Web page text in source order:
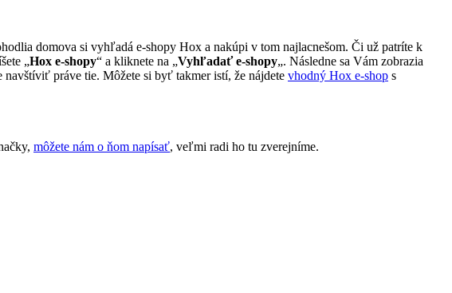
domova si vyhľadá e-shopy Hox a nakúpi v tom najlacnešom. Či už patríte k
„Hox e-shopy“ a kliknete na „Vyhľadať e-shopy„. Následne sa Vám zobrazia
práve tie. Môžete si byť takmer istí, že nájdete vhodný Hox e-shop s
môžete nám o ňom napísať, veľmi radi ho tu zverejníme.